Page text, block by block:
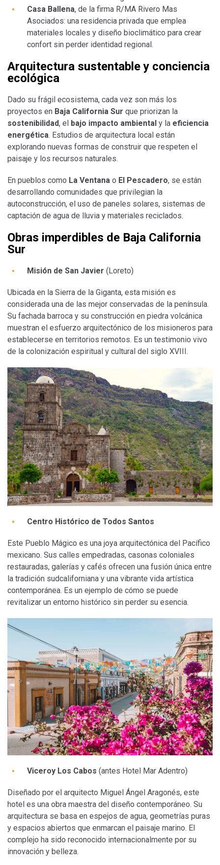
Casa Ballena, de la firma R/MA Rivero Mas
Asociados: una residencia privada que emplea
materiales locales y diseño bioclimático para crear
confort sin perder identidad regional.
Arquitectura sustentable y conciencia
ecológica
Dado su frágil ecosistema, cada vez son más los
proyectos en Baja California Sur que priorizan la
sostenibilidad, el bajo impacto ambiental y la eficiencia
energética. Estudios de arquitectura local están
explorando nuevas formas de construir que respeten el
paisaje y los recursos naturales.
En pueblos como La Ventana o El Pescadero, se están
desarrollando comunidades que privilegian la
autoconstrucción, el uso de paneles solares, sistemas de
captación de agua de lluvia y materiales reciclados.
Obras imperdibles de Baja California
Sur
Misión de San Javier (Loreto)
Ubicada en la Sierra de la Giganta, esta misión es
considerada una de las mejor conservadas de la península.
Su fachada barroca y su construcción en piedra volcánica
muestran el esfuerzo arquitectónico de los misioneros para
establecerse en territorios remotos. Es un testimonio vivo
de la colonización espiritual y cultural del siglo XVIII.
Centro Histórico de Todos Santos
Este Pueblo Mágico es una joya arquitectónica del Pacífico
mexicano. Sus calles empedradas, casonas coloniales
restauradas, galerías y cafés ofrecen una fusión única entre
la tradición sudcaliforniana y una vibrante vida artística
contemporánea. Es un ejemplo de cómo se puede
revitalizar un entorno histórico sin perder su esencia.
Viceroy Los Cabos (antes Hotel Mar Adentro)
Diseñado por el arquitecto Miguel Ángel Aragonés, este
hotel es una obra maestra del diseño contemporáneo. Su
arquitectura se basa en espejos de agua, geometrías puras
y espacios abiertos que enmarcan el paisaje marino. El
complejo ha sido reconocido internacionalmente por su
innovación y belleza.